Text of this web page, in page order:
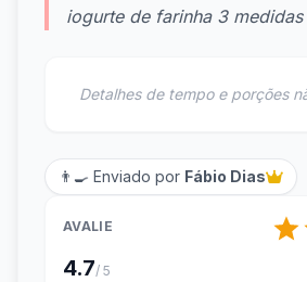
iogurte de farinha 3
Detalhes de tempo e porções
👨‍🍳 Enviado por Fábio Dias
AVALIE
4.7/ 5